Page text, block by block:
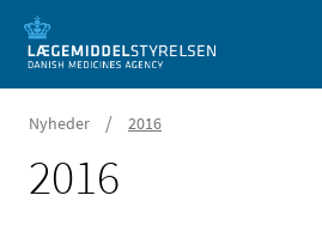
Nyheder / 2016
2016